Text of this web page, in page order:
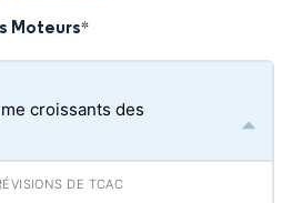
Moteurs*
croissants des